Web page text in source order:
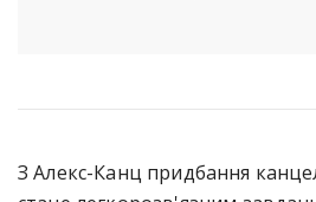
З Алекс-Канц придбання